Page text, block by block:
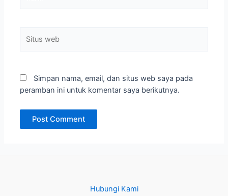
web
Simpan nama, email, dan situs web saya pada
peramban ini untuk komentar saya berikutnya.
Hubungi Kami